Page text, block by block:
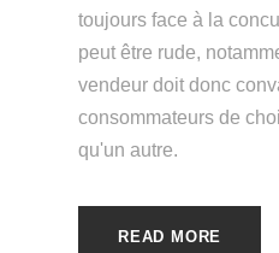
toujours face à la
peut être rude,
vendeur doit donc
consommateurs de
qu'un autre.
READ MORE